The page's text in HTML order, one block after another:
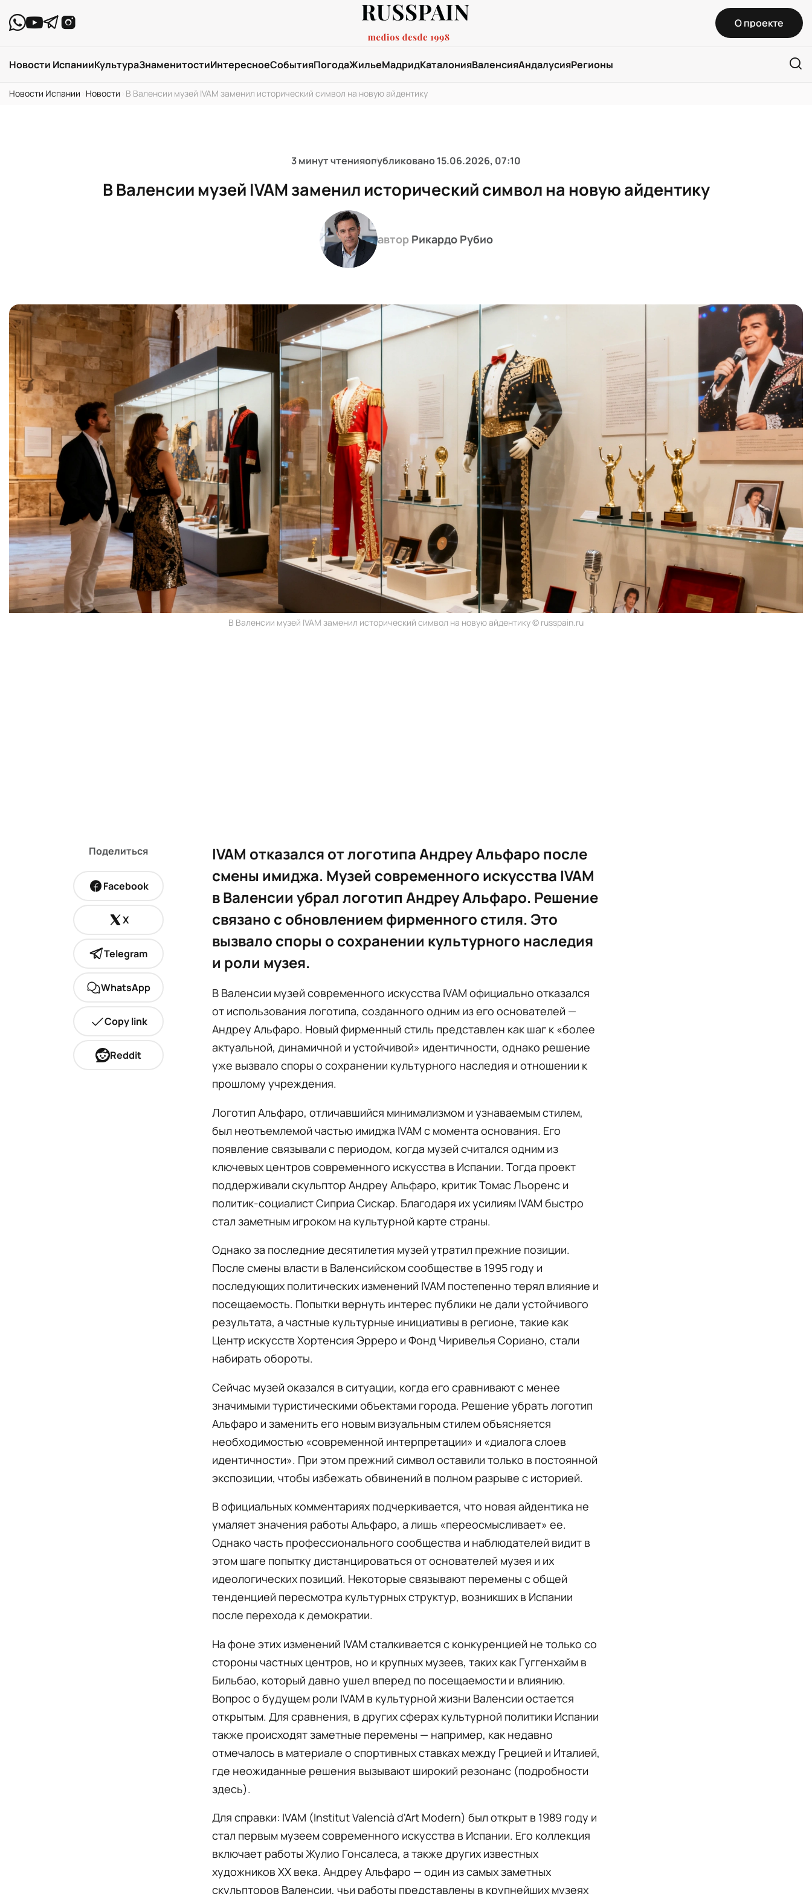
О проекте
Новости ИспанииКультураЗнаменитостиИнтересноеСобытияПогодаЖильеМадридКаталонияВаленсияАндалусияРегионы
Новости Испании Новости В Валенсии музей IVAM заменил исторический символ на новую айдентику
3 минут чтенияопубликовано15.06.2026, 07:10
В Валенсии музей IVAM заменил исторический символ на новую айдентику
автор Рикардо Рубио
В Валенсии музей IVAM заменил исторический символ на новую айдентику © russpain.ru
Поделиться
Facebook
X
Telegram
WhatsApp
Copy link
Reddit
IVAM отказался от логотипа Андреу Альфаро после
смены имиджа. Музей современного искусства IVAM
в Валенсии убрал логотип Андреу Альфаро. Решение
связано с обновлением фирменного стиля. Это
вызвало споры о сохранении культурного наследия
и роли музея.
В Валенсии музей современного искусства IVAM официально отказался
от использования логотипа, созданного одним из его основателей —
Андреу Альфаро. Новый фирменный стиль представлен как шаг к «более
актуальной, динамичной и устойчивой» идентичности, однако решение
уже вызвало споры о сохранении культурного наследия и отношении к
прошлому учреждения.
Логотип Альфаро, отличавшийся минимализмом и узнаваемым стилем,
был неотъемлемой частью имиджа IVAM с момента основания. Его
появление связывали с периодом, когда музей считался одним из
ключевых центров современного искусства в Испании. Тогда проект
поддерживали скульптор Андреу Альфаро, критик Томас Льоренс и
политик-социалист Сиприа Сискар. Благодаря их усилиям IVAM быстро
стал заметным игроком на культурной карте страны.
Однако за последние десятилетия музей утратил прежние позиции.
После смены власти в Валенсийском сообществе в 1995 году и
последующих политических изменений IVAM постепенно терял влияние и
посещаемость. Попытки вернуть интерес публики не дали устойчивого
результата, а частные культурные инициативы в регионе, такие как
Центр искусств Хортенсия Эрреро и Фонд Чиривелья Сориано, стали
набирать обороты.
Сейчас музей оказался в ситуации, когда его сравнивают с менее
значимыми туристическими объектами города. Решение убрать логотип
Альфаро и заменить его новым визуальным стилем объясняется
необходимостью «современной интерпретации» и «диалога слоев
идентичности». При этом прежний символ оставили только в постоянной
экспозиции, чтобы избежать обвинений в полном разрыве с историей.
В официальных комментариях подчеркивается, что новая айдентика не
умаляет значения работы Альфаро, а лишь «переосмысливает» ее.
Однако часть профессионального сообщества и наблюдателей видит в
этом шаге попытку дистанцироваться от основателей музея и их
идеологических позиций. Некоторые связывают перемены с общей
тенденцией пересмотра культурных структур, возникших в Испании
после перехода к демократии.
На фоне этих изменений IVAM сталкивается с конкуренцией не только со
стороны частных центров, но и крупных музеев, таких как Гуггенхайм в
Бильбао, который давно ушел вперед по посещаемости и влиянию.
Вопрос о будущем роли IVAM в культурной жизни Валенсии остается
открытым. Для сравнения, в других сферах культурной политики Испании
также происходят заметные перемены — например, как недавно
отмечалось в материале о спортивных ставках между Грецией и Италией,
где неожиданные решения вызывают широкий резонанс (подробности
здесь).
Для справки: IVAM (Institut Valencià d'Art Modern) был открыт в 1989 году и
стал первым музеем современного искусства в Испании. Его коллекция
включает работы Жулио Гонсалеса, а также других известных
художников XX века. Андреу Альфаро — один из самых заметных
скульпторов Валенсии, чьи работы представлены в крупнейших музеях